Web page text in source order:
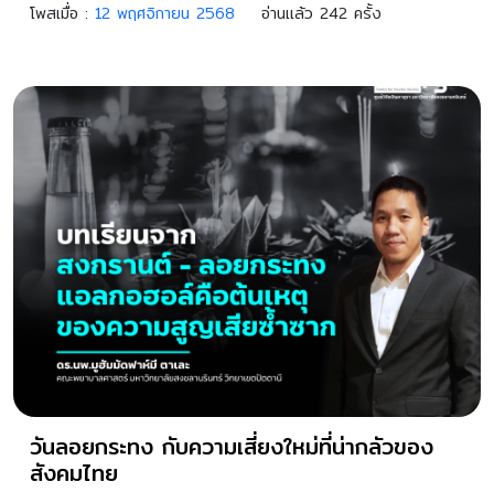
โพสเมื่อ : 12 พฤศจิกายน 2568 อ่านแล้ว 242 ครั้ง
วันลอยกระทง กับความเสี่ยงใหม่ที่น่ากลัวของ
สังคมไทย